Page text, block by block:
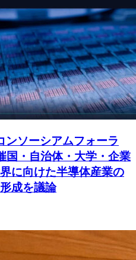
ンソーシアムフォーラ
国・自治体・大学・企業
に向けた半導体産業の
成を議論